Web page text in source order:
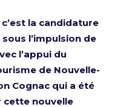
c’est la candidature
l’impulsion de
l’appui du
de Nouvelle-
Cognac qui a été
cette nouvelle